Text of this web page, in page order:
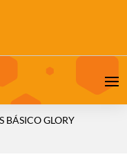
BÁSICO GLORY